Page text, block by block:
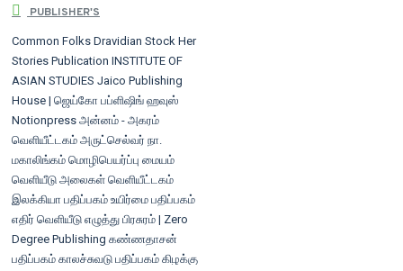
PUBLISHER'S
Common Folks Dravidian Stock Her
Stories Publication INSTITUTE OF
ASIAN STUDIES Jaico Publishing
House | ஜெய்கோ பப்ளிஷிங் ஹவுஸ்
Notionpress அன்னம் - அகரம்
வெளியீட்டகம் அருட்செல்வர் நா.
மகாலிங்கம் மொழிபெயர்ப்பு மையம்
வெளியீடு அலைகள் வெளியீட்டகம்
இலக்கியா பதிப்பகம் உயிர்மை பதிப்பகம்
எதிர் வெளியீடு எழுத்து பிரசுரம் | Zero
Degree Publishing கண்ணதாசன்
பதிப்பகம் காலச்சுவடு பதிப்பகம் கிழக்கு